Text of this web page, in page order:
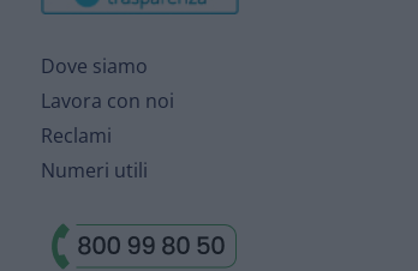
Dove siamo
Lavora con noi
Reclami
Numeri utili